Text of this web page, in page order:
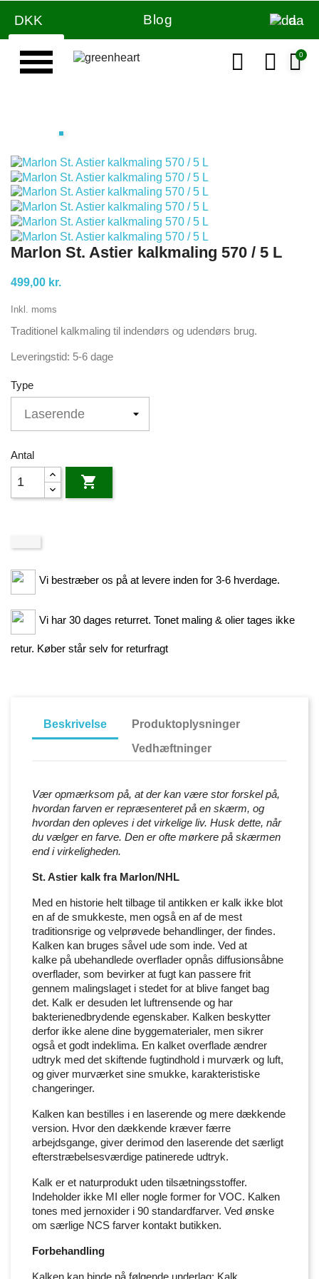
DKK Blog da
Marlon St. Astier kalkmaling 570 / 5 L
499,00 kr.
Inkl. moms
Traditionel kalkmaling til indendørs og udendørs brug.
Leveringstid: 5-6 dage
Type
Antal

Vi bestræber os på at levere inden for 3-6 hverdage.
Vi har 30 dages returret. Tonet maling & olier tages ikke
retur. Køber står selv for returfragt
Beskrivelse
Produktoplysninger
Vedhæftninger
Vær opmærksom på, at der kan være stor forskel på,
hvordan farven er repræsenteret på en skærm, og
hvordan den opleves i det virkelige liv. Husk dette, når
du vælger en farve. Den er ofte mørkere på skærmen
end i virkeligheden.
St. Astier kalk fra Marlon/NHL
Med en historie helt tilbage til antikken er kalk ikke blot
en af de smukkeste, men også en af de mest
traditionsrige og velprøvede behandlinger, der findes.
Kalken kan bruges såvel ude som inde. Ved at
kalke på ubehandlede overflader opnås diffusionsåbne
overflader, som bevirker at fugt kan passere frit
gennem malingslaget i stedet for at blive fanget bag
det. Kalk er desuden let luftrensende og har
bakterienedbrydende egenskaber. Kalken beskytter
derfor ikke alene dine byggematerialer, men sikrer
også et godt indeklima. En kalket overflade ændrer
udtryk med det skiftende fugtindhold i murværk og luft,
og giver murværket sine smukke, karakteristiske
changeringer.
Kalken kan bestilles i en laserende og mere dækkende
version. Hvor den dækkende kræver færre
arbejdsgange, giver derimod den laserende det særligt
efterstræbelsesværdige patinerede udtryk.
Kalk er et naturprodukt uden tilsætningsstoffer.
Indeholder ikke MI eller nogle former for VOC. Kalken
tones med jernoxider i 90 standardfarver. Ved ønske
om særlige NCS farver kontakt butikken.
Forbehandling
Kalken kan binde på følgende underlag: Kalk,